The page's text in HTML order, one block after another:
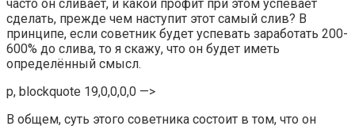
часто он сливает, и какой профит при этом успевает
сделать, прежде чем наступит этот самый слив? В
принципе, если советник будет успевать заработать 200-
600% до слива, то я скажу, что он будет иметь
определённый смысл.
p, blockquote 19,0,0,0,0 —>
В общем, суть этого советника состоит в том, что он